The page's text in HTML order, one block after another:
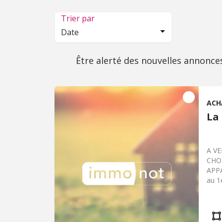
Trier par
Date
Être alerté des nouvelles
La
A
au
au